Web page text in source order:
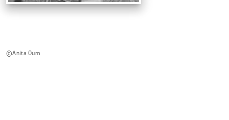
©Anita Oum